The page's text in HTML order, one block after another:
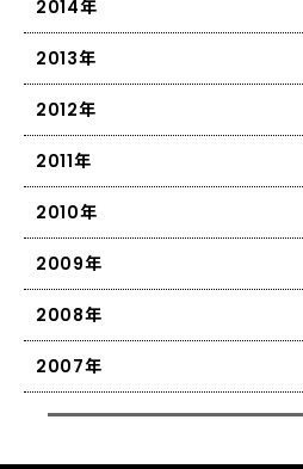
2014年
2013年
2012年
2011年
2010年
2009年
2008年
2007年